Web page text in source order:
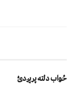
ځواب دلته پرېږدئ